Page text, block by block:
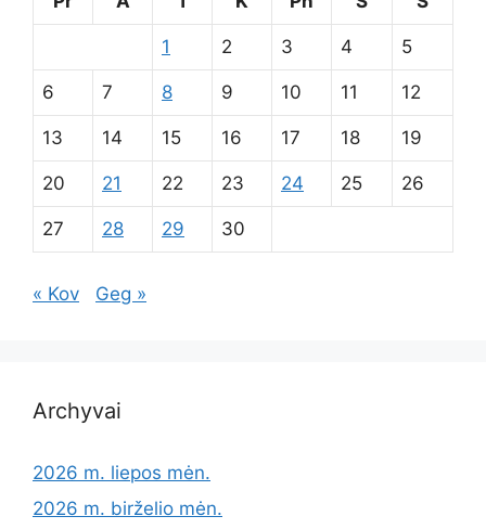
1 2 3 4 5
6 7 8 9 10 11 12
13 14 15 16 17 18 19
20 21 22 23 24 25 26
27 28 29 30
« Kov Geg »
Archyvai
2026 m. liepos mėn.
2026 m. birželio mėn.